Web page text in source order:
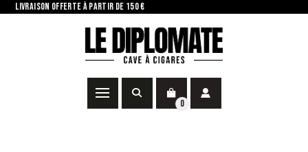
LIVRAISON OFFERTE À PARTIR DE 150 €
0